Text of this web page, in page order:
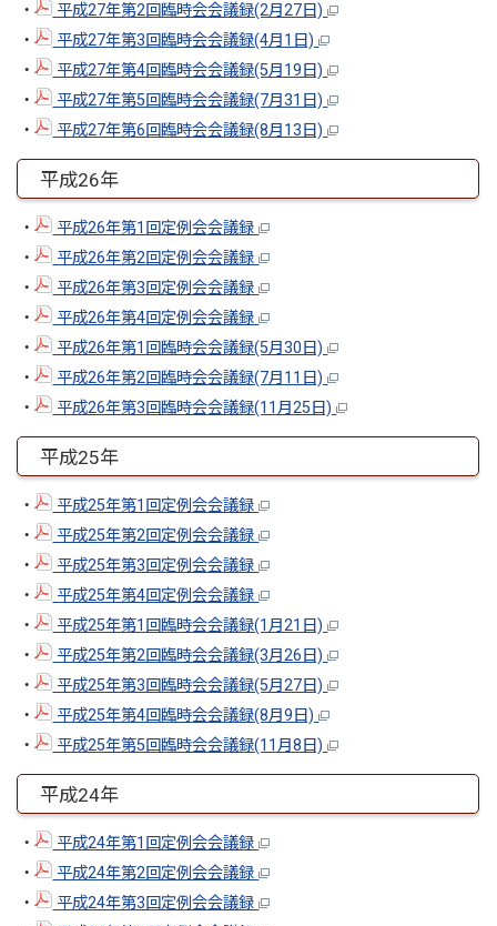
・
平成27年第2回臨時会会議録(2月27日)
・
平成27年第3回臨時会会議録(4月1日)
・
平成27年第4回臨時会会議録(5月19日)
・
平成27年第5回臨時会会議録(7月31日)
・
平成27年第6回臨時会会議録(8月13日)
平成26年
・
平成26年第1回定例会会議録
・
平成26年第2回定例会会議録
・
平成26年第3回定例会会議録
・
平成26年第4回定例会会議録
・
平成26年第1回臨時会会議録(5月30日)
・
平成26年第2回臨時会会議録(7月11日)
・
平成26年第3回臨時会会議録(11月25日)
平成25年
・
平成25年第1回定例会会議録
・
平成25年第2回定例会会議録
・
平成25年第3回定例会会議録
・
平成25年第4回定例会会議録
・
平成25年第1回臨時会会議録(1月21日)
・
平成25年第2回臨時会会議録(3月26日)
・
平成25年第3回臨時会会議録(5月27日)
・
平成25年第4回臨時会会議録(8月9日)
・
平成25年第5回臨時会会議録(11月8日)
平成24年
・
平成24年第1回定例会会議録
・
平成24年第2回定例会会議録
・
平成24年第3回定例会会議録